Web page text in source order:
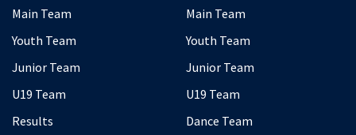
Main Team
Youth Team
Junior Team
U19 Team
Results
Main Team
Youth Team
Junior Team
U19 Team
Dance Team